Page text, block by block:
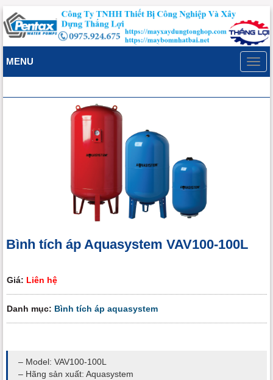
MENU
Bình tích áp Aquasystem VAV100-100L
Giá: Liên hệ
Danh mục: Bình tích áp aquasystem
– Model: VAV100-100L
– Hãng sản xuất: Aquasystem